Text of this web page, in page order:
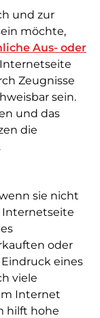
und zur
möchte,
Aus- oder
Internetseite
Zeugnisse
sein.
und das
die
sie nicht
Internetseite
oder
eines
viele
Internet
hilft hohe